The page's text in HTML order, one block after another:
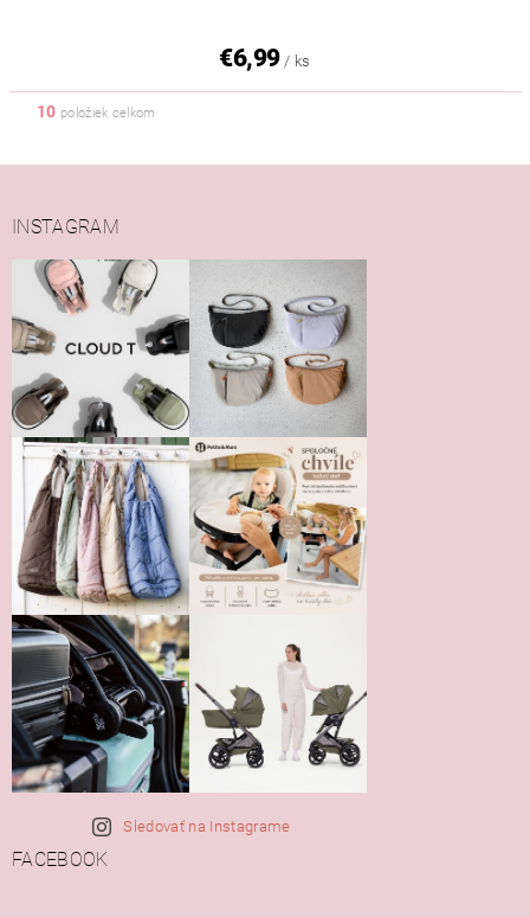
€6,99 / ks
10 položiek celkom
INSTAGRAM
Sledovať na Instagrame
FACEBOOK